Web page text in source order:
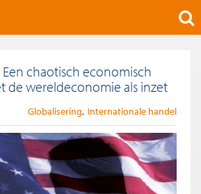
chaotisch economisch
de wereldeconomie als inzet
Globalisering Internationale handel